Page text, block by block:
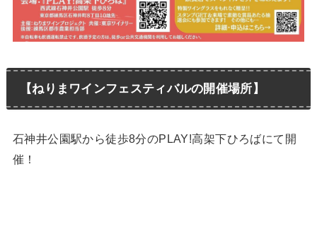
【ねりまワインフェスティバルの開催場所】
石神井公園駅から徒歩8分のPLAY!高架下ひろばにて開
催！